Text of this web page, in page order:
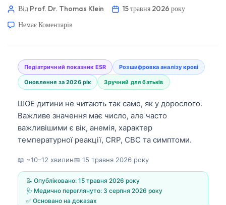
Від Prof. Dr. Thomas Klein
15 травня 2026 року
Немає Коментарів
Педіатричний показник ESR Розшифровка аналізу крові
Оновлення за 2026 рік Зручний для батьків
ШОЕ дитини не читають так само, як у дорослого.
Важливе значення має число, але часто
важливішими є вік, анемія, характер
температурної реакції, CRP, CBC та симптоми.
📖 ~10–12 хвилин📅 15 травня 2026 року
📝 Опубліковано: 15 травня 2026 року
🩺 Медично переглянуто: 3 серпня 2026 року
✅ Основано на доказах